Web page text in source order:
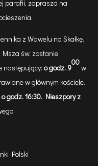
parafii, zaprasza na
z Wawelu na Skałkę.
św. zostanie
następujący: o godz. 9
00
w
w głównym kościele.
godz. 16:30. Nieszpory z
Polski